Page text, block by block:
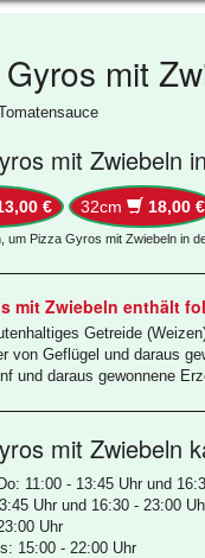
mit
mit Zwiebeln
€ 32cm 18,00 €
um Pizza Gyros mit Zwiebeln in
mit Zwiebeln enthält
Getreide
von Geflügel und daraus
und daraus gewonnene
mit Zwiebeln
11:00 - 13:45 Uhr und
Uhr und 16:30 - 23:00
Uhr
15:00 - 22:00 Uhr